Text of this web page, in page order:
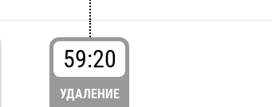
59:20
УДАЛЕНИЕ